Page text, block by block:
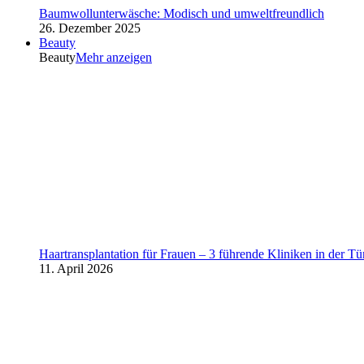
Baumwollunterwäsche: Modisch und umweltfreundlich
26. Dezember 2025
Beauty
BeautyMehr anzeigen
Haartransplantation für Frauen – 3 führende Kliniken in der
11. April 2026